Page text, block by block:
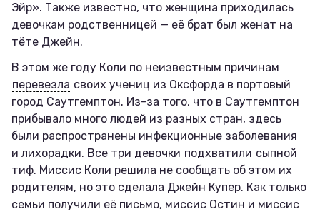
Эйр». Также известно, что женщина приходилась
девочкам родственницей — её брат был женат на
тёте Джейн.
В этом же году Коли по неизвестным причинам
перевезла своих учениц из Оксфорда в портовый
город Саутгемптон. Из-за того, что в Саутгемптон
прибывало много людей из разных стран, здесь
были распространены инфекционные заболевания
и лихорадки. Все три девочки подхватили сыпной
тиф. Миссис Коли решила не сообщать об этом их
родителям, но это сделала Джейн Купер. Как только
семьи получили её письмо, миссис Остин и миссис